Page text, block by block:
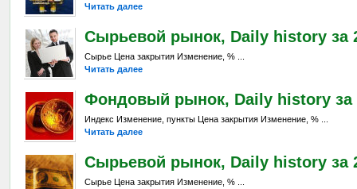
Читать далее
Сырьевой рынок, Daily history за
Сырье Цена закрытия Изменение, % ...
Читать далее
Фондовый рынок, Daily history за
Индекс Изменение, пункты Цена закрытия Изменение, % ...
Читать далее
Сырьевой рынок, Daily history за
Сырье Цена закрытия Изменение, % ...